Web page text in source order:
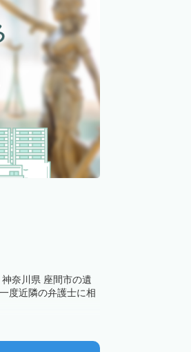
奈川県 座間市の遺
度近隣の弁護士に相